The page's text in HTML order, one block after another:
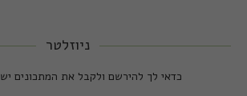
ניוזלטר
כדאי לך להירשם ולקבל את המתכונים